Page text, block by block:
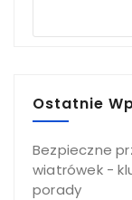
Ostatnie
Bezpieczne
wiatrówek -
porady